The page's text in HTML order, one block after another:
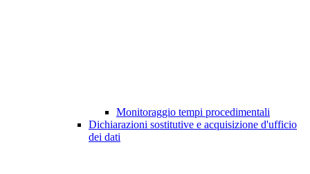
Monitoraggio tempi procedimentali
Dichiarazioni sostitutive e acquisizione d'ufficio
dei dati